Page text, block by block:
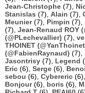
Jean-Christophe (7),
Stanislas (7), Alain (7),
Meunier(7), Pimpin (7),
(7), Jean-Renaud ROY
(@PLechevallier) (7),
THOINET
(@FabienRaynaud) (7),
Jasontrisy (7), Legend
Eric (6), Serge (6),
sebou (6), Cybereric (6),
Bonjour(6), boris (6),